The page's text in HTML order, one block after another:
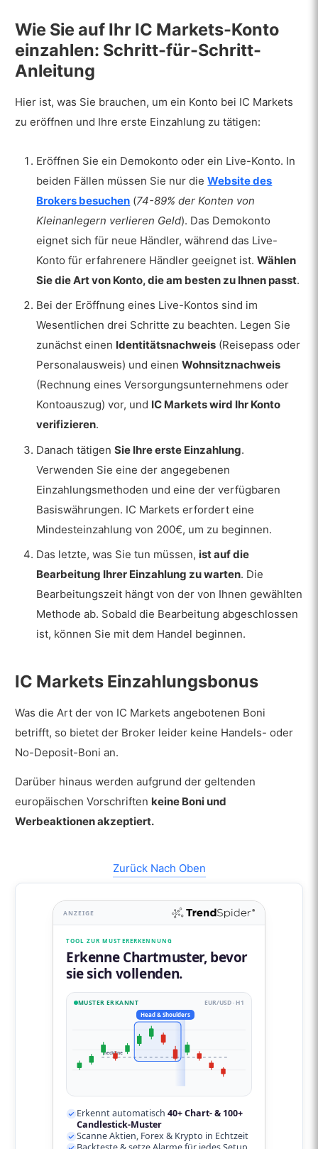
Wie Sie auf Ihr IC Markets-Konto
einzahlen: Schritt-für-Schritt-
Anleitung
Hier ist, was Sie brauchen, um ein Konto bei IC Markets
zu eröffnen und Ihre erste Einzahlung zu tätigen:
Eröffnen Sie ein Demokonto oder ein Live-Konto. In
beiden Fällen müssen Sie nur dieWebsite des
Brokers besuchen (74-89% der Konten von
Kleinanlegern verlieren Geld). Das Demokonto
eignet sich für neue Händler, während das Live-
Konto für erfahrenere Händler geeignet ist.Wählen
Sie die Art von Konto, die am besten zu Ihnen passt.
Bei der Eröffnung eines Live-Kontos sind im
Wesentlichen drei Schritte zu beachten. Legen Sie
zunächst einen Identitätsnachweis (Reisepass oder
Personalausweis) und einenWohnsitznachweis
(Rechnung eines Versorgungsunternehmens oder
Kontoauszug) vor, und IC Markets wird Ihr Konto
verifizieren.
Danach tätigenSie Ihre erste Einzahlung.
Verwenden Sie eine der angegebenen
Einzahlungsmethoden und eine der verfügbaren
Basiswährungen. IC Markets erfordert eine
Mindesteinzahlung von 200€, um zu beginnen.
Das letzte, was Sie tun müssen, ist auf die
Bearbeitung Ihrer Einzahlung zu warten. Die
Bearbeitungszeit hängt von der von Ihnen gewählten
Methode ab. Sobald die Bearbeitung abgeschlossen
ist, können Sie mit dem Handel beginnen.
IC Markets Einzahlungsbonus
Was die Art der von IC Markets angebotenen Boni
betrifft, so bietet der Broker leider keine Handels- oder
No-Deposit-Boni an.
Darüber hinaus werden aufgrund der geltenden
europäischen Vorschriften keine Boni und
Werbeaktionen akzeptiert.
Zurück Nach Oben
ANZEIGE
TOOL ZUR MUSTERERKENNUNG
Erkenne Chartmuster, bevor
sie sich vollenden.
MUSTER ERKANNT EUR/USD · H1
neckline
Head & Shoulders
Erkennt automatisch 40+ Chart- & 100+
Candlestick-Muster
Scanne Aktien, Forex & Krypto in Echtzeit